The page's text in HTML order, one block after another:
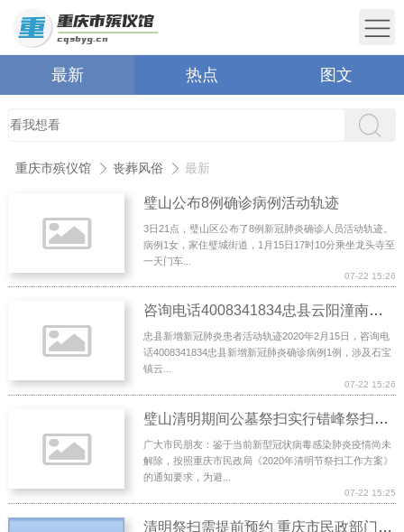
最新 热点 图文
重庆市殡仪馆 丧葬风俗 最新
璧山公布8例确诊病例活动轨迹
3日21点，璧山区公布了8例新冠肺炎确诊人员活动轨迹。
病例1女，家住璧城街道，1月15日17时10分乘坐龙头寺至
一天门车...
07-22 15:26
咨询电话4008341834忠县云阳潼南璧山长寿公布新增确诊病例活动轨迹
忠县新增新冠肺炎患者活动轨迹2020年2月15日，咨询电
话4008341834忠县新增新冠肺炎确诊病例1例，涉及石宝
镇云...
07-22 15:26
璧山清明期间公墓祭扫实行错峰祭扫，3月25日开始电话预约！
广大市民朋友：鉴于当前新型冠状病毒感染肺炎疫情尚未
解除，按照重庆市民政局《2020年清明节祭扫工作方案》
的通知要求，为避...
07-22 15:25
清明祭扫需提前预约 重庆市民政部门建议网络祭扫